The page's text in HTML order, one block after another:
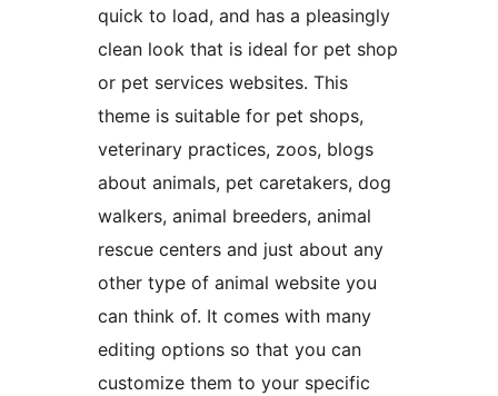
quick to load, and has a pleasingly
clean look that is ideal for pet shop
or pet services websites. This
theme is suitable for pet shops,
veterinary practices, zoos, blogs
about animals, pet caretakers, dog
walkers, animal breeders, animal
rescue centers and just about any
other type of animal website you
can think of. It comes with many
editing options so that you can
customize them to your specific